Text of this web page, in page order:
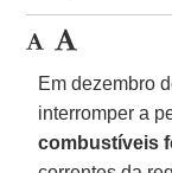
Em dezembro
interromper a
combustíveis